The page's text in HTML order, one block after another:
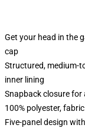
Get your head in the
cap
Structured, medium-
inner lining
Snapback closure for
100% polyester,
Five-panel design